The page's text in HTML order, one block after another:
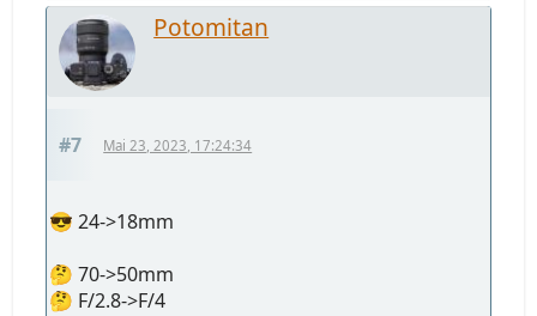
Potomitan
#7 Mai 23, 2023, 17:24:34
😎 24->18mm
🤔 70->50mm
🤔 F/2.8->F/4